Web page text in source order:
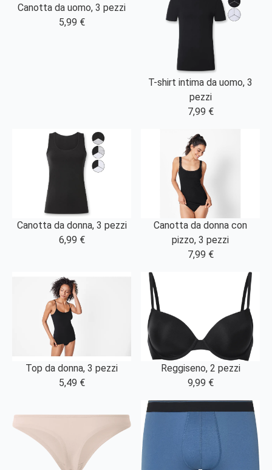
Canotta da uomo, 3 pezzi
5,99 €
T-shirt intima da uomo, 3
pezzi
7,99 €
Canotta da donna, 3 pezzi
6,99 €
Canotta da donna con
pizzo, 3 pezzi
7,99 €
Top da donna, 3 pezzi
5,49 €
Reggiseno, 2 pezzi
9,99 €